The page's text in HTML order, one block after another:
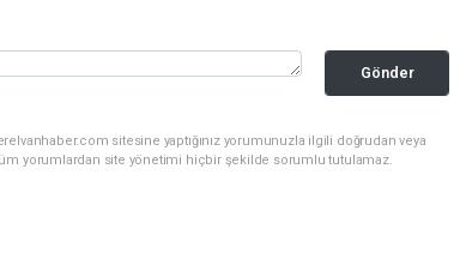
Gönder
sitesine yaptığınız yorumunuzla ilgili doğrudan veya
yorumlardan site yönetimi hiçbir şekilde sorumlu tutulamaz.